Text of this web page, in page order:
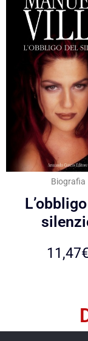
Biografia
11,47€